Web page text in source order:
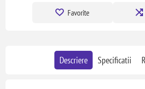
Favorite
Descriere Specificatii